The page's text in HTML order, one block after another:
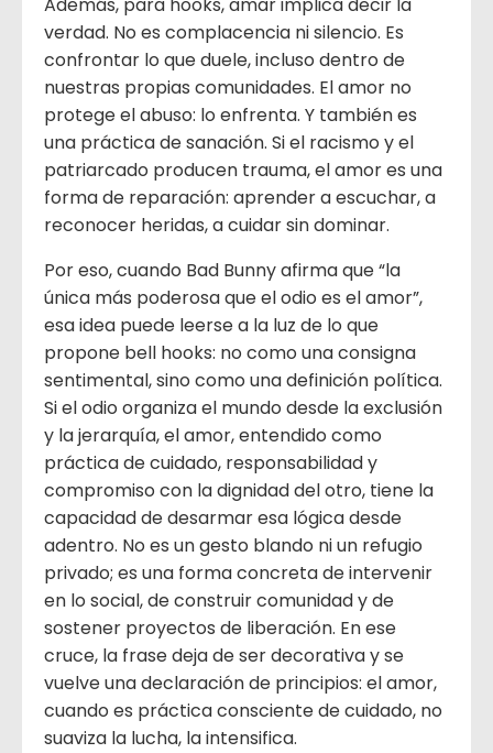
verdad. No es complacencia ni silencio. Es
confrontar lo que duele, incluso dentro de
nuestras propias comunidades. El amor no
protege el abuso: lo enfrenta. Y también es
una práctica de sanación. Si el racismo y el
patriarcado producen trauma, el amor es una
forma de reparación: aprender a escuchar, a
reconocer heridas, a cuidar sin dominar.
Por eso, cuando Bad Bunny afirma que “la
única más poderosa que el odio es el amor”,
esa idea puede leerse a la luz de lo que
propone bell hooks: no como una consigna
sentimental, sino como una definición política.
Si el odio organiza el mundo desde la exclusión
y la jerarquía, el amor, entendido como
práctica de cuidado, responsabilidad y
compromiso con la dignidad del otro, tiene la
capacidad de desarmar esa lógica desde
adentro. No es un gesto blando ni un refugio
privado; es una forma concreta de intervenir
en lo social, de construir comunidad y de
sostener proyectos de liberación. En ese
cruce, la frase deja de ser decorativa y se
vuelve una declaración de principios: el amor,
cuando es práctica consciente de cuidado, no
suaviza la lucha, la intensifica.